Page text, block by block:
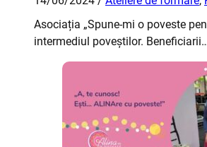
Asociația „Spune-mi o poveste
intermediul poveștilor.